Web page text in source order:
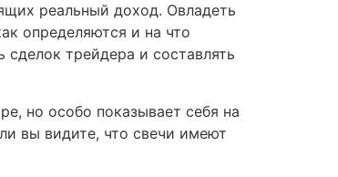
реальный доход. Овладеть
определяются и на что
трейдера и составлять
но особо показывает себя на
вы видите, что свечи имеют